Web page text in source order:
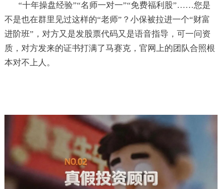
“十年操盘经验”“名师一对一”“免费福利股”……您是
不是也在群里见过这样的“老师”？小保被拉进一个“财富
进阶班”，对方又是发股票代码又是语音指导，可一问资
质，对方发来的证书打满了马赛克，官网上的团队合照根
本对不上人。